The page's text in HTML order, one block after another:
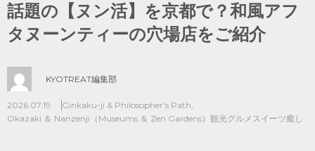
話題の【ヌン活】を京都で？和風アフ
タヌーンティーの穴場店をご紹介
KYOTREAT編集部
2026.07.19 Ginkaku-ji & Philosopher’s Path,
Okazaki ＆ Nanzenji（Museums ＆ Zen Gardens） 観光グルメ スイーツ癒し